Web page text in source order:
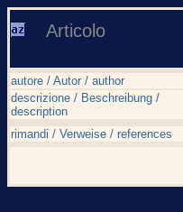
Articolo
autore / Autor / author
descrizione / Beschreibung /
description
rimandi / Verweise / references